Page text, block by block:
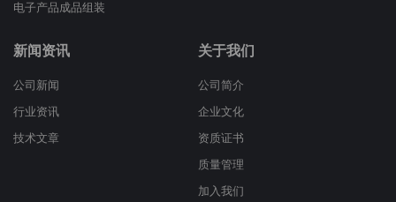
电子产品成品组装
新闻资讯
公司新闻
行业资讯
技术文章
关于我们
公司简介
企业文化
资质证书
质量管理
加入我们